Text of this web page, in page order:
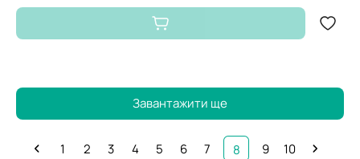
Завантажити ще
1 2 3 4 5 6 7 8 9 10